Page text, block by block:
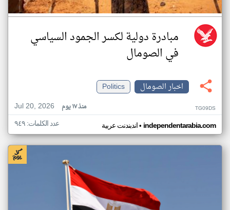
مبادرة دولية لكسر الجمود السياسي
في الصومال
اخبار الصومال
Politics
Jul 20, 2026
منذ ١٧ يوم TG09DS
اندبندنت عربية• independentarabia.com عدد الكلمات: ٩٤٩